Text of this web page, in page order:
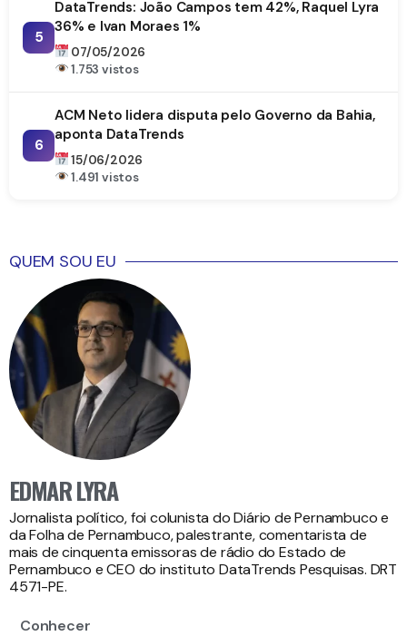
5
DataTrends: João Campos tem 42%, Raquel Lyra
36% e Ivan Moraes 1%
07/05/2026
1.753 vistos
6
ACM Neto lidera disputa pelo Governo da Bahia,
aponta DataTrends
15/06/2026
1.491 vistos
QUEM SOU EU
EDMAR LYRA
Jornalista político, foi colunista do Diário de Pernambuco e
da Folha de Pernambuco, palestrante, comentarista de
mais de cinquenta emissoras de rádio do Estado de
Pernambuco e CEO do instituto DataTrends Pesquisas. DRT
4571-PE.
Conhecer